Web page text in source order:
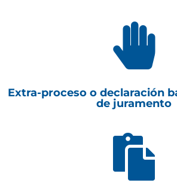

Extra-proceso o declaración
de juramento
